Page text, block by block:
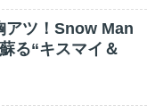
アツ！Snow Man
る“キスマイ＆